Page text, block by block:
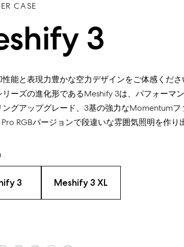
CASE
3
能と表現力豊かな空力デザインをご体感くださ
ーズの進化形であるMeshify3は、 パフォーマ
グアップグレード、 3基の強力なMomentumフ
RGBバージョンで段違いな雰囲気照明を作り
3 Meshify 3 XL